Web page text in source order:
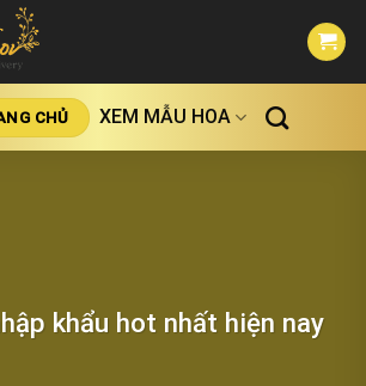
CHỦ XEM MẪU HOA
khẩu hot nhất hiện nay